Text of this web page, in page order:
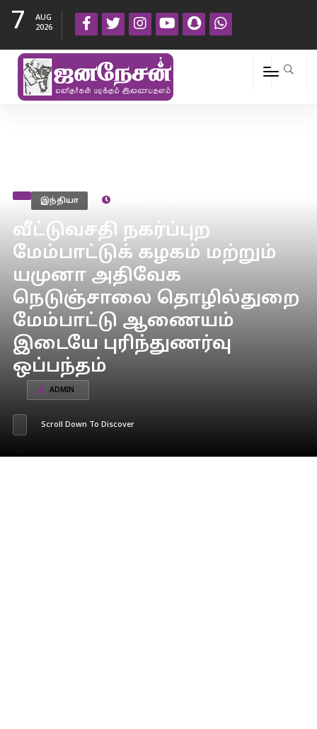
7
AUG
2026
இந்தியா
வீட்டுவசதி நகர்ப்புற
மேம்பாட்டுக் கழகம் மற்றும்
யமுனா அதிவேக
நெடுஞ்சாலை தொழில்துறை
மேம்பாட்டு ஆணையம்
இடையே புரிந்துணர்வு
ஒப்பந்தம்
ADMIN
Scroll Down To Discover